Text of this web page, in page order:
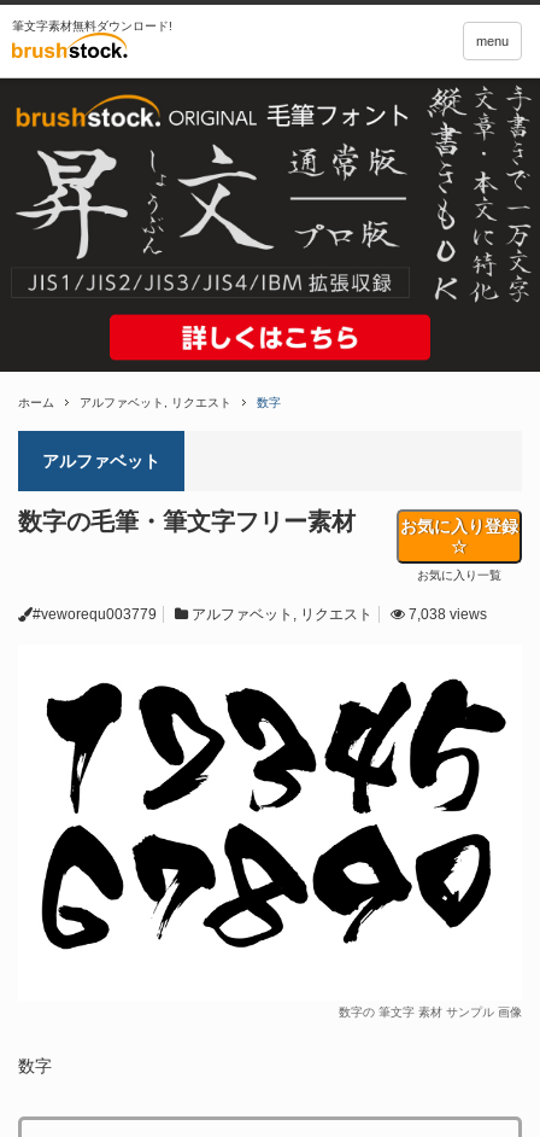
筆文字素材無料ダウンロード!
menu
ホーム アルファベット , リクエスト 数字
アルファベット
数字の毛筆・筆文字フリー素材 お気に入り登録
お気に入り一覧
#veworequ003779 アルファベット , リクエスト 7,038 views
数字の 筆文字 素材 サンプル 画像
数字